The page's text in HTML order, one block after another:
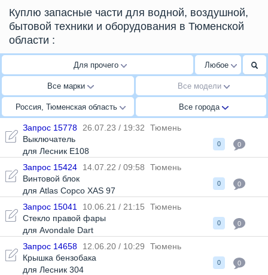
Куплю запасные части для водной, воздушной,
бытовой техники и оборудования в Тюменской
области :
Для прочего Любое
Все марки Все модели
Россия, Тюменская область Все города
Запрос 15778 26.07.23 / 19:32
Тюмень
Выключатель
для Лесник Е108
0 0
Запрос 15424 14.07.22 / 09:58
Тюмень
Винтовой блок
для Atlas Copco XAS 97
0 0
Запрос 15041 10.06.21 / 21:15
Тюмень
Стекло правой фары
для Avondale Dart
0 0
Запрос 14658 12.06.20 / 10:29
Тюмень
Крышка бензобака
для Лесник 304
0 0